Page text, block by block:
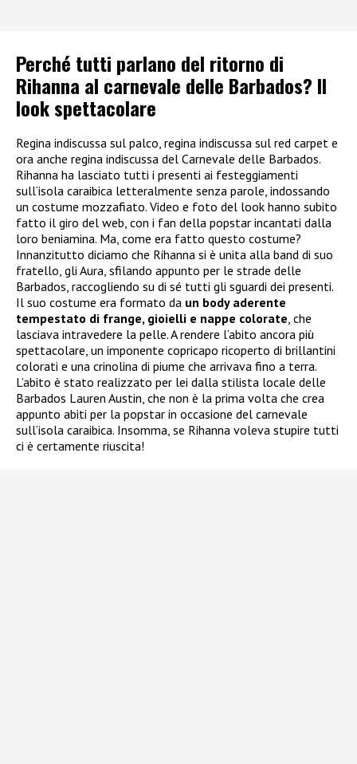
Perché tutti parlano del ritorno di
Rihanna al carnevale delle Barbados? Il
look spettacolare
Regina indiscussa sul palco, regina indiscussa sul red carpet e
ora anche regina indiscussa del Carnevale delle Barbados.
Rihanna ha lasciato tutti i presenti ai festeggiamenti
sull’isola caraibica letteralmente senza parole, indossando
un costume mozzafiato. Video e foto del look hanno subito
fatto il giro del web, con i fan della popstar incantati dalla
loro beniamina. Ma, come era fatto questo costume?
Innanzitutto diciamo che Rihanna si è unita alla band di suo
fratello, gli Aura, sfilando appunto per le strade delle
Barbados, raccogliendo su di sé tutti gli sguardi dei presenti.
Il suo costume era formato da un body aderente
tempestato di frange, gioielli e nappe colorate, che
lasciava intravedere la pelle. A rendere l’abito ancora più
spettacolare, un imponente copricapo ricoperto di brillantini
colorati e una crinolina di piume che arrivava fino a terra.
L’abito è stato realizzato per lei dalla stilista locale delle
Barbados Lauren Austin, che non è la prima volta che crea
appunto abiti per la popstar in occasione del carnevale
sull’isola caraibica. Insomma, se Rihanna voleva stupire tutti
ci è certamente riuscita!